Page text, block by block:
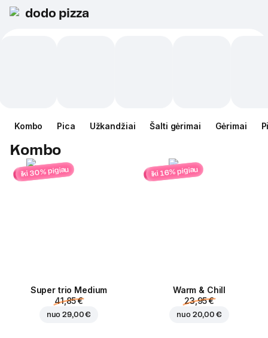
dodo pizza
Kombo Pica Užkandžiai Šalti gėrimai Gėrimai
Kombo
iki 30% pigiau
Super trio Medium
41,85 €
nuo29,00 €
iki 16% pigiau
Warm & Chill
23,95 €
nuo 20,00 €